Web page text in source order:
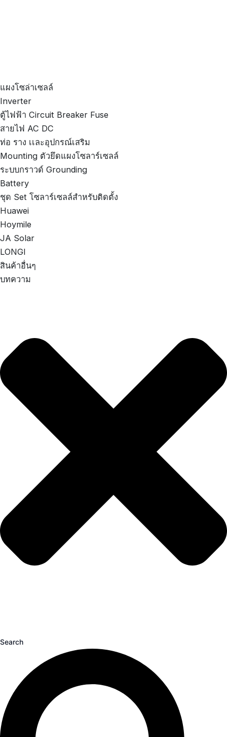
แผงโซล่าเซลล์
Inverter
ตู้ไฟฟ้า Circuit Breaker Fuse
สายไฟ AC DC
ท่อ ราง เเละอุปกรณ์เสริม
Mounting ตัวยึดแผงโซลาร์เซลล์
ระบบกราวด์ Grounding
Battery
ชุด Set โซลาร์เซลล์สำหรับติดตั้ง
Huawei
Hoymile
JA Solar
LONGI
สินค้าอื่นๆ
บทความ
Search